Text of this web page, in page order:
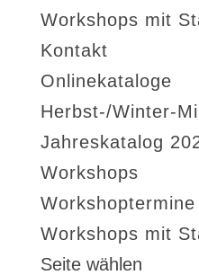
Workshops mit
Kontakt
Onlinekataloge
Herbst-/Winter-
Jahreskatalog
Workshops
Workshops mit
Seite wählen